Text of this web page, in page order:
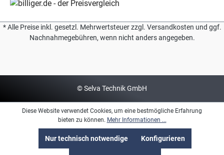
* Alle Preise inkl. gesetzl. Mehrwertsteuer zzgl. Versandkosten und ggf.
Nachnahmegebühren, wenn nicht anders angegeben.
© Selva Technik GmbH
Diese Website verwendet Cookies, um eine bestmögliche Erfahrung
bieten zu können. Mehr Informationen ...
Nur technisch notwendige Konfigurieren